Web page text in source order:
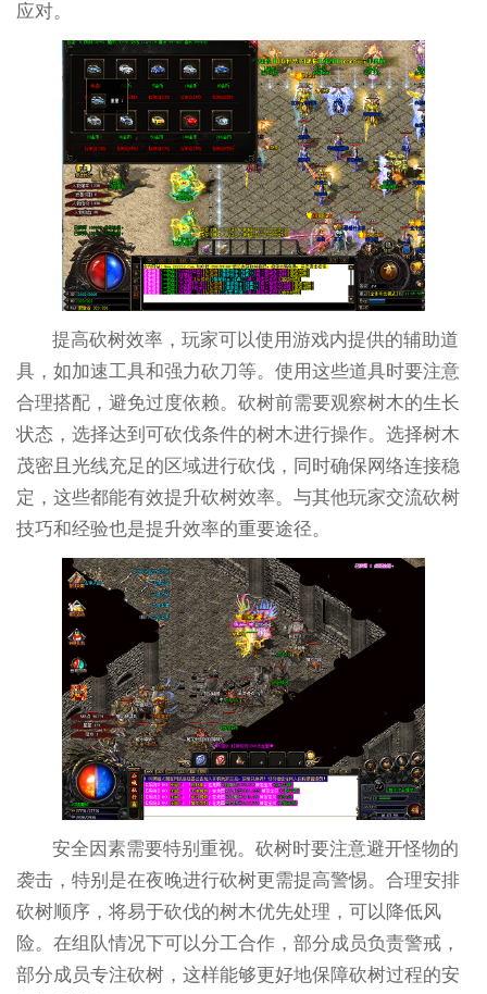
应对。
提高砍树效率，玩家可以使用游戏内提供的辅助道
具，如加速工具和强力砍刀等。使用这些道具时要注意
合理搭配，避免过度依赖。砍树前需要观察树木的生长
状态，选择达到可砍伐条件的树木进行操作。选择树木
茂密且光线充足的区域进行砍伐，同时确保网络连接稳
定，这些都能有效提升砍树效率。与其他玩家交流砍树
技巧和经验也是提升效率的重要途径。
安全因素需要特别重视。砍树时要注意避开怪物的
袭击，特别是在夜晚进行砍树更需提高警惕。合理安排
砍树顺序，将易于砍伐的树木优先处理，可以降低风
险。在组队情况下可以分工合作，部分成员负责警戒，
部分成员专注砍树，这样能够更好地保障砍树过程的安